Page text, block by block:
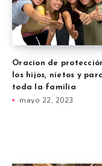
Oracion de
los hijos, nietos y
toda la familia
mayo 22, 2023